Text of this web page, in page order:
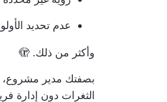
عدم تحديد
وأكثر من ذلك. 🫣
بصفتك مدير مشروع،
الثغرات دون إدارة